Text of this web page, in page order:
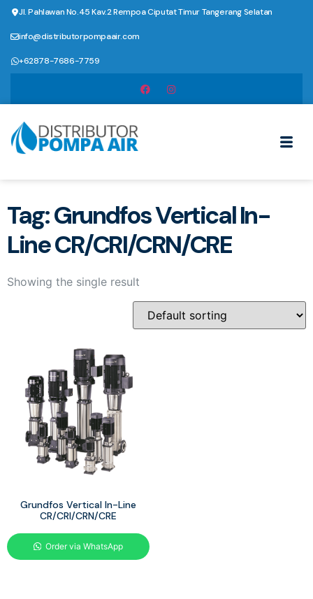
Jl. Pahlawan No.45 Kav.2 Rempoa Ciputat Timur Tangerang Selatan
info@distributorpompaair.com
+62878-7686-7759
Tag: Grundfos Vertical In-
Line CR/CRI/CRN/CRE
Showing the single result
Grundfos Vertical In-Line
CR/CRI/CRN/CRE
Order via WhatsApp